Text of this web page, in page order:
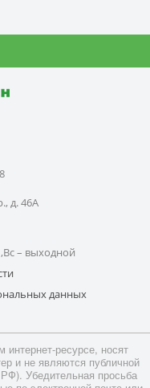
д. 46А
– выходной
данных
ресурсе, носят
и не являются публичной
Убедительная просьба